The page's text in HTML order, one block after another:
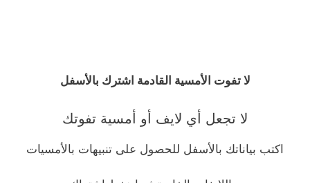
لا تفوت الأمسية القادمة اشترك بالأسفل
لا تجعل أي لايف أو أمسية تفوتك
اكتب بياناتك بالأسفل للحصول على تنبيهات بالأمسيات